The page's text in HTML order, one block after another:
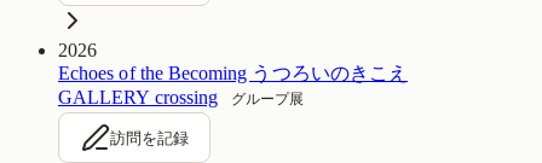
2026
Echoes of the Becoming うつろいのきこえ
GALLERY crossing
グループ展
訪問を記録